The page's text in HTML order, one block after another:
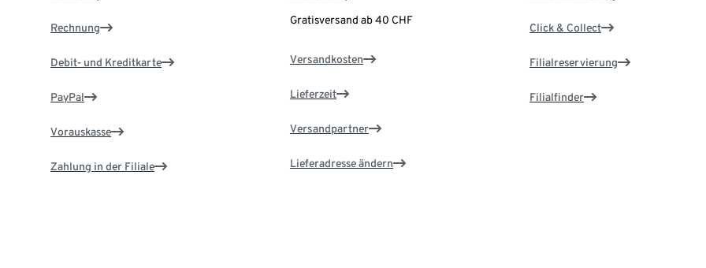
Rechnung
Debit- und Kreditkarte
PayPal
Vorauskasse
Zahlung in der Filiale
Gratisversand ab 40 CHF
Versandkosten
Lieferzeit
Versandpartner
Lieferadresse ändern
Click & Collect
Filialreservierung
Filialfinder